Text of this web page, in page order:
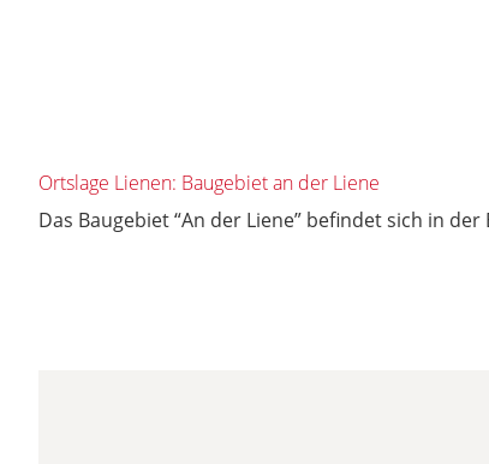
Ortslage Lienen: Baugebiet an der Liene
Das Baugebiet “An der Liene” befindet sich in